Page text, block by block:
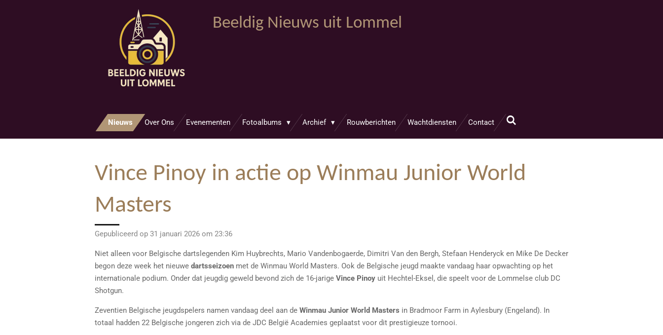
Beeldig Nieuws uit Lommel
Nieuws Over Ons Evenementen Fotoalbums Archief Rouwberichten Wachtdiensten Contact
Vince Pinoy in actie op Winmau Junior World
Masters
Gepubliceerd op 31 januari 2026 om 23:36
Niet alleen voor Belgische dartslegenden Kim Huybrechts, Mario Vandenbogaerde, Dimitri Van den Bergh, Stefaan Henderyck en Mike De Decker
begon deze week het nieuwe dartsseizoen met de Winmau World Masters. Ook de Belgische jeugd maakte vandaag haar opwachting op het
internationale podium. Onder dat jeugdig geweld bevond zich de 16-jarige Vince Pinoy uit Hechtel-Eksel, die speelt voor de Lommelse club DC
Shotgun.
Zeventien Belgische jeugdspelers namen vandaag deel aan de Winmau Junior World Masters in Bradmoor Farm in Aylesbury (Engeland). In
totaal hadden 22 Belgische jongeren zich via de JDC België Academies geplaatst voor dit prestigieuze tornooi.